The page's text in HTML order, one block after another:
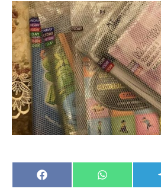
Share
on
Share
on